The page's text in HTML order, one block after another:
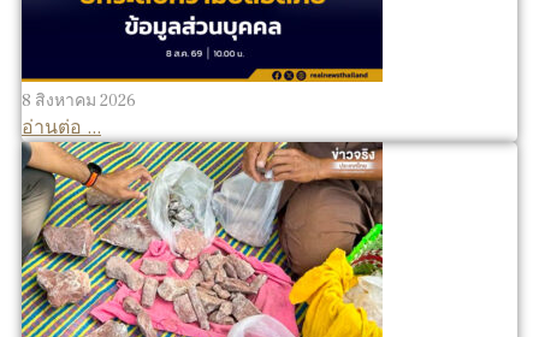
8 สิงหาคม 2026
อ่านต่อ ...